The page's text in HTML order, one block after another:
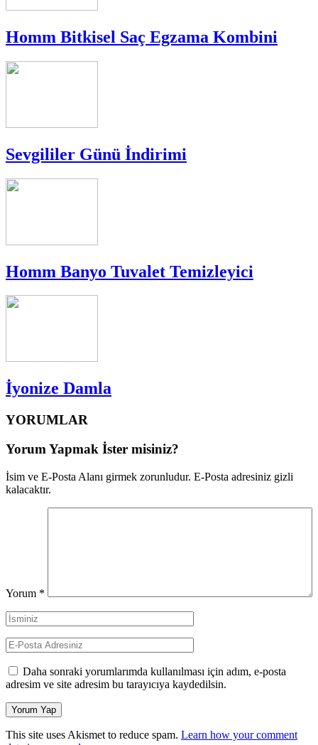
Homm Bitkisel Saç Egzama Kombini
Sevgililer Günü İndirimi
Homm Banyo Tuvalet Temizleyici
İyonize Damla
YORUMLAR
Yorum Yapmak İster misiniz?
İsim ve E-Posta Alanı girmek zorunludur. E-Posta adresiniz gizli
kalacaktır.
Yorum *
Daha sonraki yorumlarımda kullanılması için adım, e-posta
adresim ve site adresim bu tarayıcıya kaydedilsin.
This site uses Akismet to reduce spam. Learn how your comment